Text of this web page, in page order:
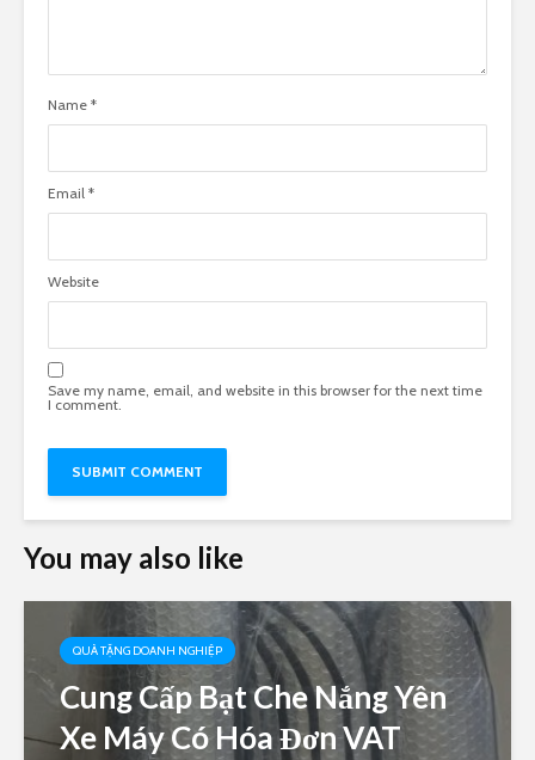
Name *
Email *
Website
Save my name, email, and website in this browser for the next time
I comment.
You may also like
QUÀ TẶNG DOANH NGHIỆP
Cung Cấp Bạt Che Nắng Yên
Xe Máy Có Hóa Đơn VAT